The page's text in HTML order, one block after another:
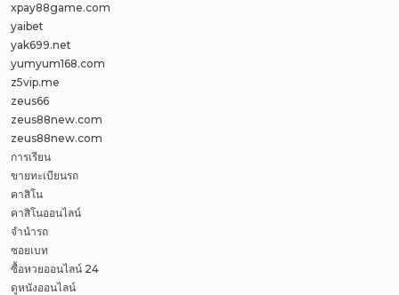
xpay88game.com
yaibet
yak699.net
yumyum168.com
z5vip.me
zeus66
zeus88new.com
zeus88new.com
การเรียน
ขายทะเบียนรถ
คาสิโน
คาสิโนออนไลน์
จำนำรถ
ซอยเบท
ซื้อหวยออนไลน์ 24
ดูหนังออนไลน์